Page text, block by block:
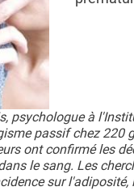
psychologue à
passif chez 220
ont confirmé les
le sang. Les
sur